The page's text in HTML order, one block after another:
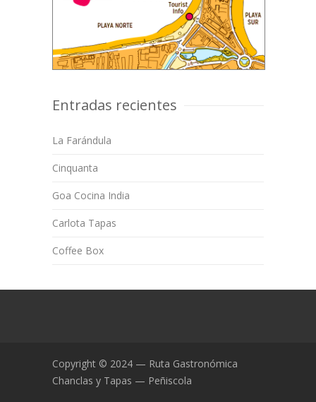
Entradas recientes
La Farándula
Cinquanta
Goa Cocina India
Carlota Tapas
Coffee Box
Copyright © 2024 — Ruta Gastronómica
Chanclas y Tapas — Peñiscola